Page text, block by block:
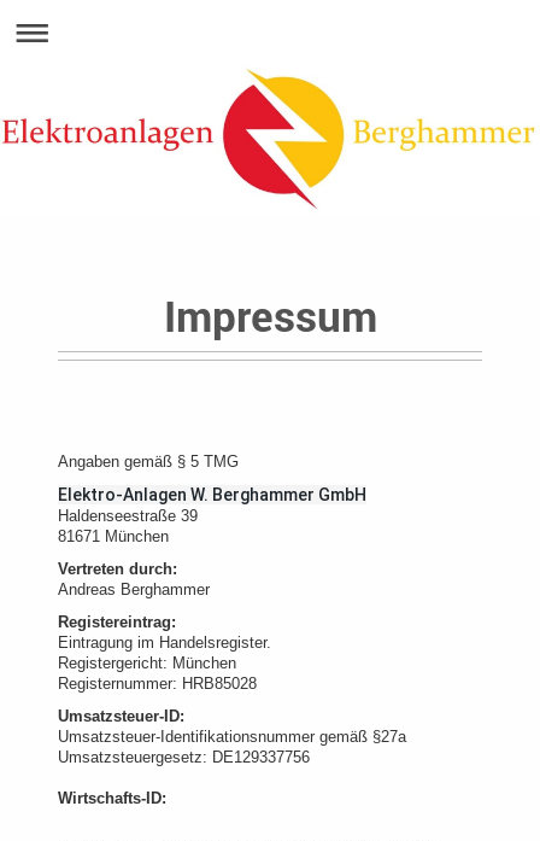
Impressum
Angaben gemäß § 5 TMG
Elektro-Anlagen W. Berghammer GmbH
Haldenseestraße 39
81671 München
Vertreten durch:
Andreas Berghammer
Registereintrag:
Eintragung im Handelsregister.
Registergericht: München
Registernummer: HRB85028
Umsatzsteuer-ID:
Umsatzsteuer-Identifikationsnummer gemäß §27a
Umsatzsteuergesetz: DE129337756
Wirtschafts-ID: